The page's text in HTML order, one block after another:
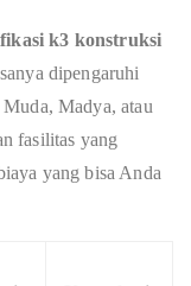
k3 konstruksi
dipengaruhi
Madya, atau
fasilitas yang
yang bisa Anda